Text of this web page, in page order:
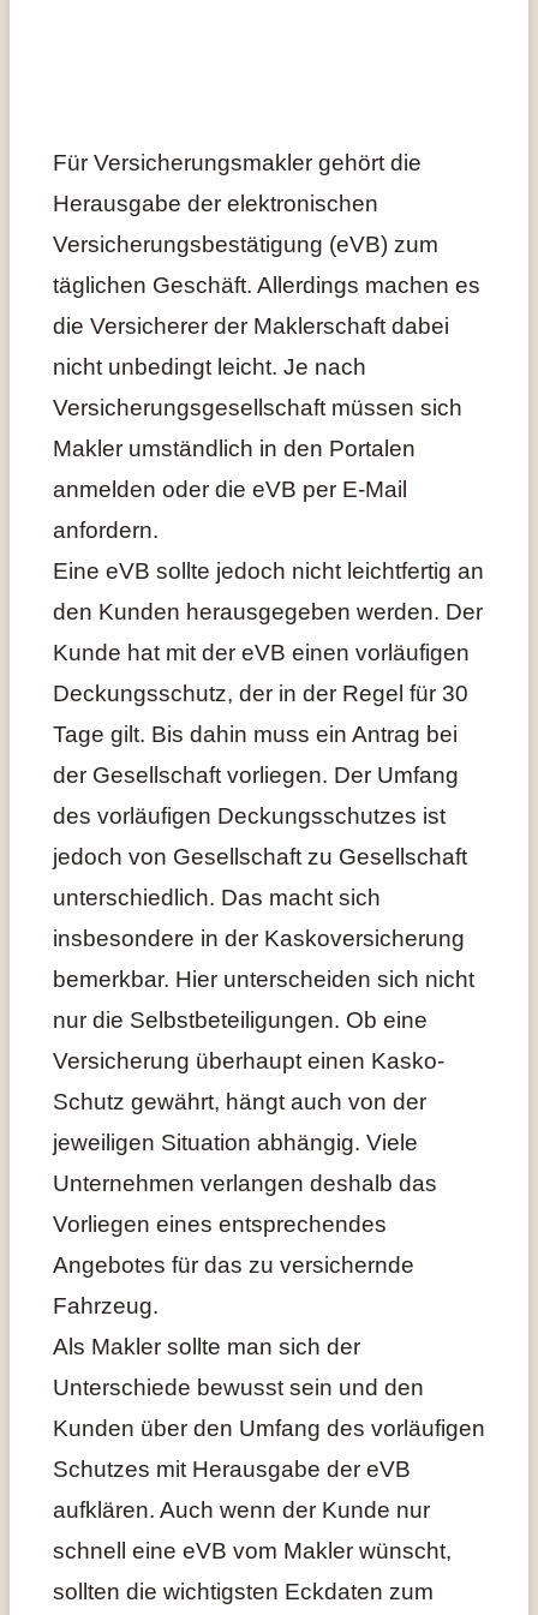
Für Versicherungsmakler gehört die
Herausgabe der elektronischen
Versicherungsbestätigung (eVB) zum
täglichen Geschäft. Allerdings machen es
die Versicherer der Maklerschaft dabei
nicht unbedingt leicht. Je nach
Versicherungsgesellschaft müssen sich
Makler umständlich in den Portalen
anmelden oder die eVB per E-Mail
anfordern.
Eine eVB sollte jedoch nicht leichtfertig an
den Kunden herausgegeben werden. Der
Kunde hat mit der eVB einen vorläufigen
Deckungsschutz, der in der Regel für 30
Tage gilt. Bis dahin muss ein Antrag bei
der Gesellschaft vorliegen. Der Umfang
des vorläufigen Deckungsschutzes ist
jedoch von Gesellschaft zu Gesellschaft
unterschiedlich. Das macht sich
insbesondere in der Kaskoversicherung
bemerkbar. Hier unterscheiden sich nicht
nur die Selbstbeteiligungen. Ob eine
Versicherung überhaupt einen Kasko-
Schutz gewährt, hängt auch von der
jeweiligen Situation abhängig. Viele
Unternehmen verlangen deshalb das
Vorliegen eines entsprechendes
Angebotes für das zu versichernde
Fahrzeug.
Als Makler sollte man sich der
Unterschiede bewusst sein und den
Kunden über den Umfang des vorläufigen
Schutzes mit Herausgabe der eVB
aufklären. Auch wenn der Kunde nur
schnell eine eVB vom Makler wünscht,
sollten die wichtigsten Eckdaten zum